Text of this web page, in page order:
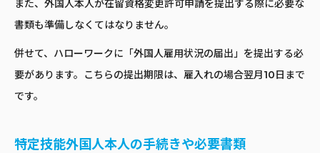
また、外国人本人が在留資格変更許可申請を提出する際に必要な
書類も準備しなくてはなりません。
併せて、ハローワークに「外国人雇用状況の届出」を提出する必
要があります。こちらの提出期限は、雇入れの場合翌月10日まで
です。
特定技能外国人本人の手続きや必要書類